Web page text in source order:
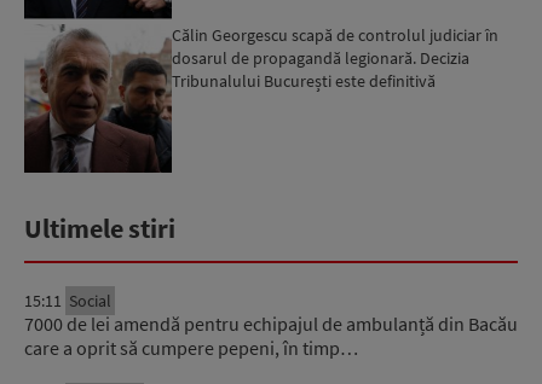
Călin Georgescu scapă de controlul judiciar în
dosarul de propagandă legionară. Decizia
Tribunalului București este definitivă
Ultimele stiri
15:11 Social
7000 de lei amendă pentru echipajul de ambulanță din Bacău
care a oprit să cumpere pepeni, în timp…